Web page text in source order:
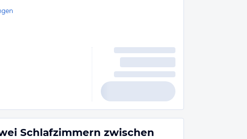
Schlafzimmern zwischen